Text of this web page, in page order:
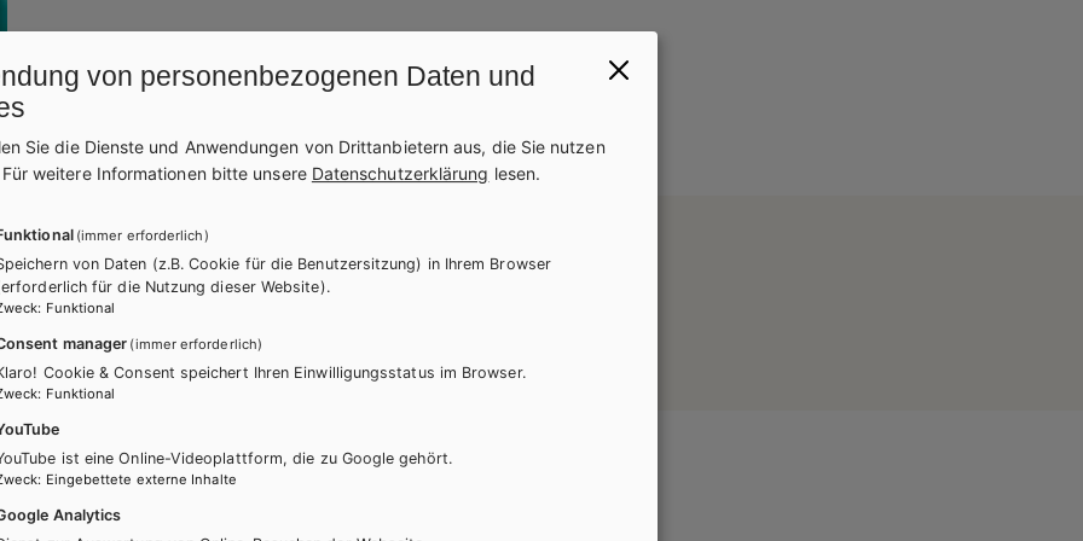
und Tipps
PDF | 3.64 MB
Link; BMB; 2024)
von personenbezogenen Daten und
Sie die Dienste und Anwendungen von Drittanbietern aus, die Sie nutzen
Für weitere Informationen bitte unsere Datenschutzerklärung lesen.
(immer erforderlich)
von Daten (z.B. Cookie für die Benutzersitzung) in Ihrem Browser
für die Nutzung dieser Website).
: Funktional
manager (immer erforderlich)
Cookie & Consent speichert Ihren Einwilligungsstatus im Browser.
: Funktional
ist eine Online-Videoplattform, die zu Google gehört.
: Eingebettete externe Inhalte
Analytics